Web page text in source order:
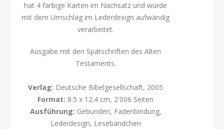
hat 4 farbige Karten im Nachsatz und wurde
mit dem Umschlag im Lederdesign aufwändig
verarbeitet.
Ausgabe mit den Spätschriften des Alten
Testaments.
Verlag: Deutsche Bibelgesellschaft, 2005
Format: 8.5 x 12.4 cm, 2'006 Seiten
Ausführung: Gebunden, Fadenbindung,
Lederdesign, Lesebändchen